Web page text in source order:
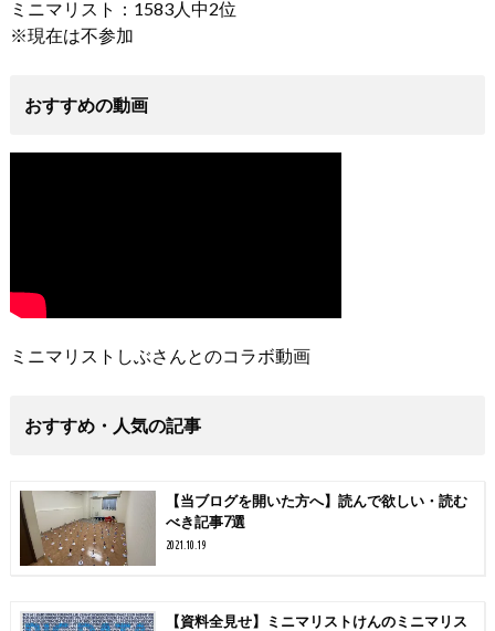
ミニマリスト：1583人中2位
※現在は不参加
おすすめの動画
ミニマリストしぶさんとのコラボ動画
おすすめ・人気の記事
【当ブログを開いた方へ】読んで欲しい・読む
べき記事7選
2021.10.19
【資料全見せ】ミニマリストけんのミニマリス